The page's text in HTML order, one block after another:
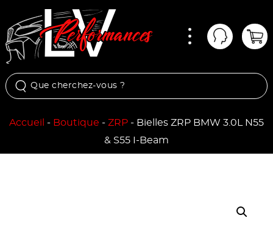
Mon
Accueil - Boutique - ZRP - Bielles ZRP BMW 3.0L N55
& S55 I-Beam